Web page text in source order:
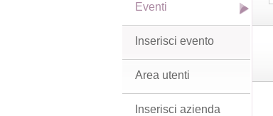
Eventi
Inserisci evento
Area utenti
Inserisci azienda